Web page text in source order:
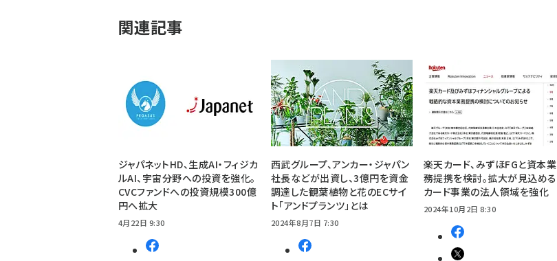
関連記事
ジャパネットHD、生成AI・フィジカ
ルAI、宇宙分野への投資を強化。
CVCファンドへの投資規模300億
円へ拡大
4月22日 9:30
西武グループ、アンカー・ジャパン
社長などが出資し、3億円を資金
調達した観葉植物と花のECサイ
ト「アンドプランツ」とは
2024年8月7日 7:30
楽天カード、みずほFGと資本業
務提携を検討。拡大が見込める
カード事業の法人領域を強化
2024年10月2日 8:30